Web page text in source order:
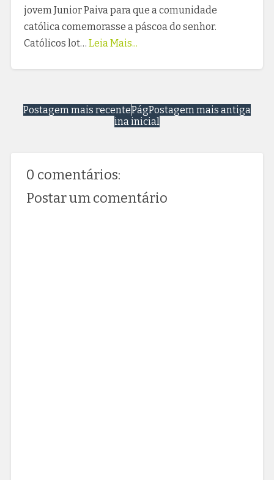
jovem Junior Paiva para que a comunidade
católica comemorasse a páscoa do senhor.
Católicos lot… Leia Mais...
Postagem mais recente Postagem mais antiga
Pág
ina inicial
0 comentários:
Postar um comentário